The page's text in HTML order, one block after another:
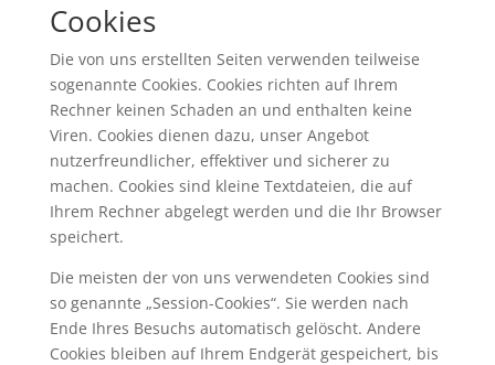
Cookies
Die von uns erstellten Seiten verwenden teilweise
sogenannte Cookies. Cookies richten auf Ihrem
Rechner keinen Schaden an und enthalten keine
Viren. Cookies dienen dazu, unser Angebot
nutzerfreundlicher, effektiver und sicherer zu
machen. Cookies sind kleine Textdateien, die auf
Ihrem Rechner abgelegt werden und die Ihr Browser
speichert.
Die meisten der von uns verwendeten Cookies sind
so genannte „Session-Cookies“. Sie werden nach
Ende Ihres Besuchs automatisch gelöscht. Andere
Cookies bleiben auf Ihrem Endgerät gespeichert, bis